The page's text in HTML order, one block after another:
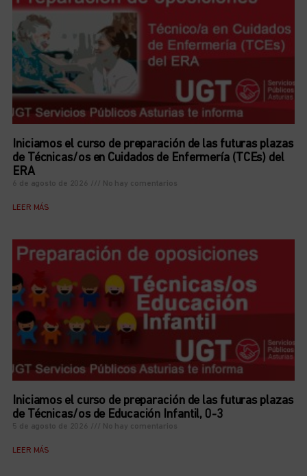
Iniciamos el curso de preparación de las futuras plazas
de Técnicas/os en Cuidados de Enfermería (TCEs) del
ERA
6 de agosto de 2026 No hay comentarios
LEER MÁS
Iniciamos el curso de preparación de las futuras plazas
de Técnicas/os de Educación Infantil, 0-3
5 de agosto de 2026 No hay comentarios
LEER MÁS